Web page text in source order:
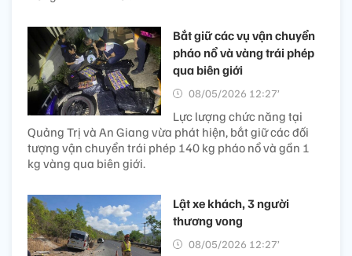
Bắt giữ các vụ vận chuyển
pháo nổ và vàng trái phép
qua biên giới
08/05/2026 12:27’
Lực lượng chức năng tại
Quảng Trị và An Giang vừa phát hiện, bắt giữ các đối
tượng vận chuyển trái phép 140 kg pháo nổ và gần 1
kg vàng qua biên giới.
Lật xe khách, 3 người
thương vong
08/05/2026 12:27’